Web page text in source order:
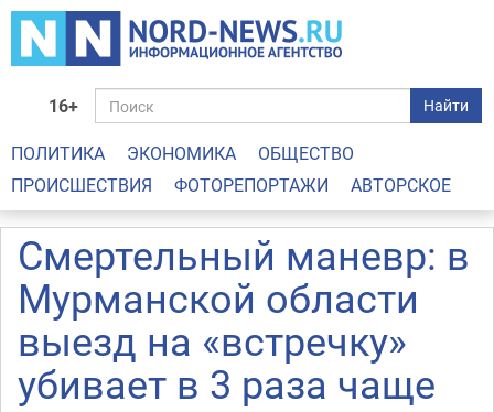
16+ Найти
ПОЛИТИКА ЭКОНОМИКА
ОБЩЕСТВО
ПРОИСШЕСТВИЯ
ФОТОРЕПОРТАЖИ АВТОРСКОЕ
Смертельный маневр: в
Мурманской области
выезд на «встречку»
убивает в 3 раза чаще